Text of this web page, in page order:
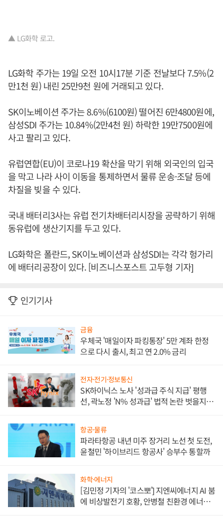
▲ LG화학 로고.
LG화학 주가는 19일 오전 10시17분 기준 전날보다 7.5%(2
만1천 원) 내린 25만9천 원에 거래되고 있다.
SK이노베이션 주가는 8.6%(6100원) 떨어진 6만4800원에,
삼성SDI 주가는 10.84%(2만4천 원) 하락한 19만7500원에
사고 팔리고 있다.
유럽연합(EU)이 코로나19 확산을 막기 위해 외국인의 입국
을 막고 나라 사이 이동을 통제하면서 물류 운송·조달 등에
차질을 빚을 수 있다.
국내 배터리3사는 유럽 전기차배터리시장을 공략하기 위해
동유럽에 생산기지를 두고 있다.
LG화학은 폴란드, SK이노베이션과 삼성SDI는 각각 헝가리
에 배터리공장이 있다. [비즈니스포스트 고두형 기자]
인기기사
금융
우체국 '매일이자 파킹통장' 5만 계좌 한정
으로 다시 출시, 최고 연 2.0% 금리
전자·전기·정보통신
SK하이닉스 노사 '성과급 주식 지급' 평행
선, 곽노정 'N% 성과급' 법적 논란 벗을지 주
항공·물류
파라타항공 내년 미주 장거리 노선 첫 도전,
윤철민 '하이브리드 항공사' 승부수 통할까
화학·에너지
[김민정 기자의 '코스뽀'] 지엔씨에너지 AI 붐
에 비상발전기 호황, 안병철 친환경 에너지